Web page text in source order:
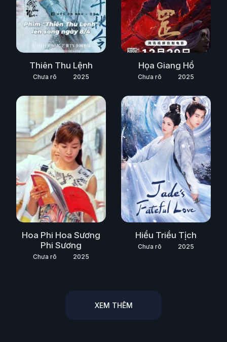
Thiên Thu Lệnh
Chưa rõ 2025
Họa Giang Hồ
Chưa rõ 2025
Hoa Phi Hoa Sương
Phi Sương
Chưa rõ 2025
Hiểu Triều Tịch
Chưa rõ 2025
XEM THÊM